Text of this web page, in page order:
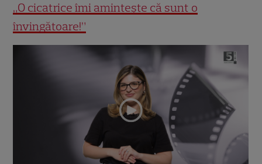
„O cicatrice îmi amintește că sunt o
învingătoare!”